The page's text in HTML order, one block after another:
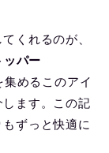
くれるのが、
ッパー
めるこのアイ
ます。この記
ずっと快適に